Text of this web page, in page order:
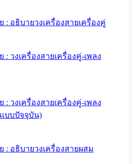
: อธิบายวงเครื่องสายเครื่องคู่
: วงเครื่องสายเครื่องคู่-เพลง
: วงเครื่องสายเครื่องคู่-เพลง
บบปัจจุบัน)
: อธิบายวงเครื่องสายผสม